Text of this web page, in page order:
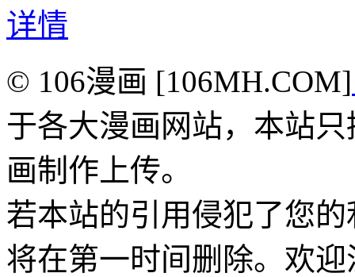
详情
© 106漫画 [106MH.COM]
于各大漫画网站，本站
画制作上传。
若本站的引用侵犯了您
将在第一时间删除。欢